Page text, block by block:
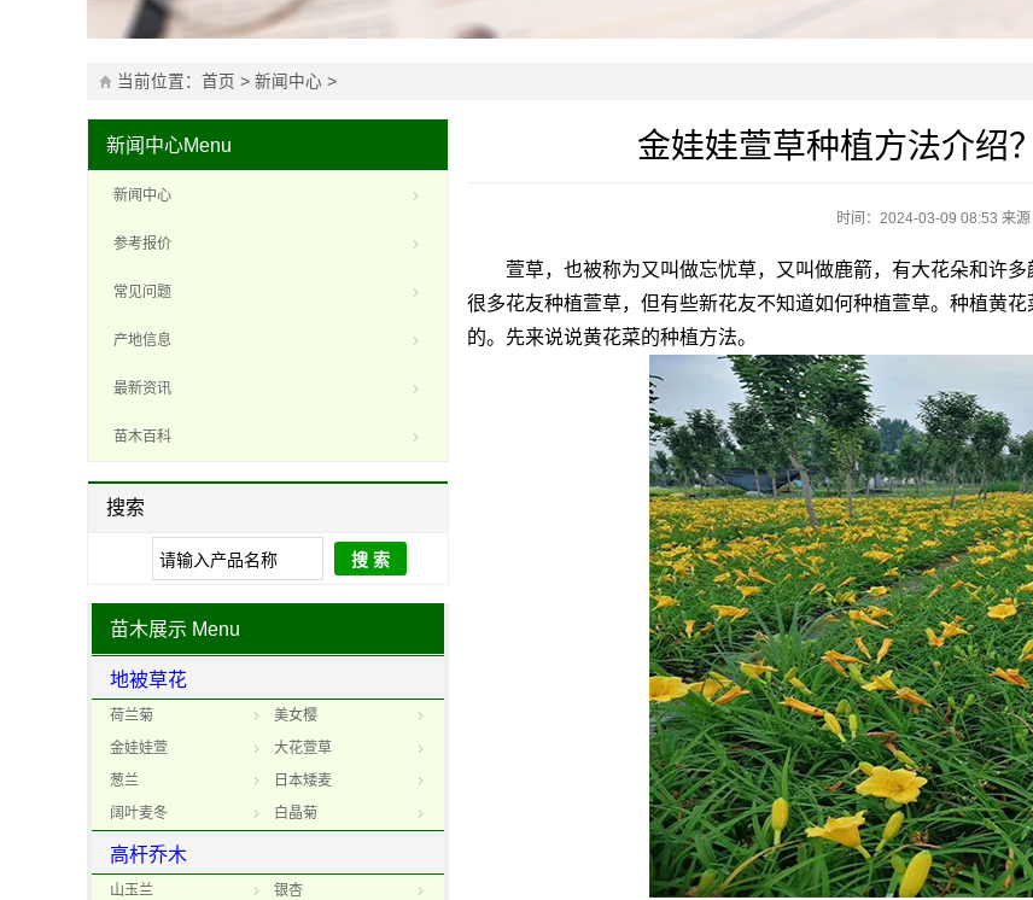
当前位置： 首页 > 新闻中心 >
新闻中心Menu
新闻中心
参考报价
常见问题
产地信息
最新资讯
苗木百科
搜索
苗木展示 Menu
地被草花
荷兰菊
美女樱
金娃娃萱
大花萱草
葱兰
日本矮麦
阔叶麦冬
白晶菊
高杆乔木
山玉兰
银杏
金娃娃萱草种植方法介绍
时间：2024-03-09 08:53 来
萱草，也被称为又叫做忘忧草，又叫做鹿箭，有大花朵和许多
很多花友种植萱草，但有些新花友不知道如何种植萱草。种植黄
的。先来说说黄花菜的种植方法。